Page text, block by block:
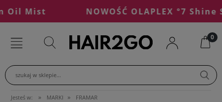
Oil Mist NOWOŚĆ OLAPLEX °7 Shine
szukaj w sklepie...
Jesteś w: » MARKI » FRAMAR